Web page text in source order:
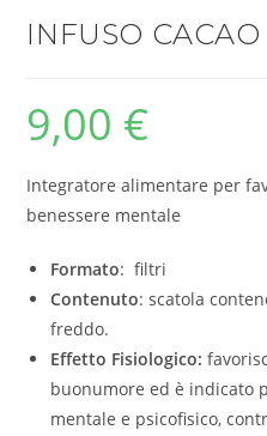
INFUSO
9,00 €
Integratore alimentare per
benessere mentale
Formato: filtri
Contenuto: scatola
freddo.
Effetto Fisiologico:
buonumore ed è indicato
mentale e psicofisico,